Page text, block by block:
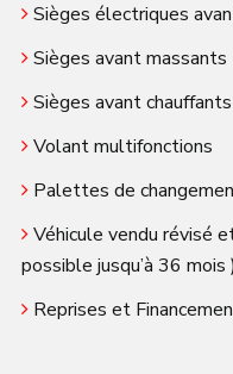
Sièges électriques
Sièges avant
Sièges avant chauffants
Volant multifonctions
Palettes de
Véhicule vendu révisé
possible jusqu’à 36 mois )
Reprises et